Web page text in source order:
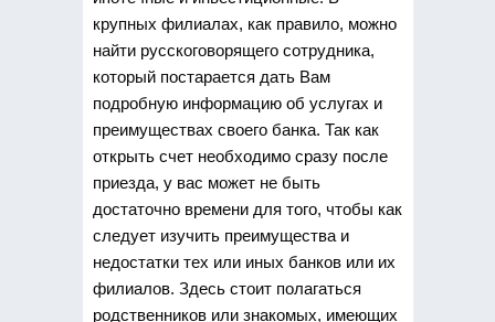
крупных филиалах, как правило, можно
найти русскоговорящего сотрудника,
который постарается дать Вам
подробную информацию об услугах и
преимуществах своего банка. Так как
открыть счет необходимо сразу после
приезда, у вас может не быть
достаточно времени для того, чтобы как
следует изучить преимущества и
недостатки тех или иных банков или их
филиалов. Здесь стоит полагаться
родственников или знакомых, имеющих